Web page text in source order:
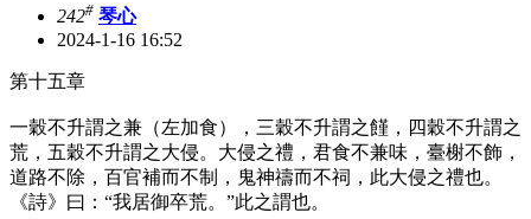
242# 琴心
2024-1-16 16:52
第十五章
一穀不升謂之兼（左加食），三穀不升謂之饉，四穀不升謂之
荒，五穀不升謂之大侵。大侵之禮，君食不兼味，臺榭不飾，
道路不除，百官補而不制，鬼神禱而不祠，此大侵之禮也。
《詩》曰：“我居御卒荒。”此之謂也。